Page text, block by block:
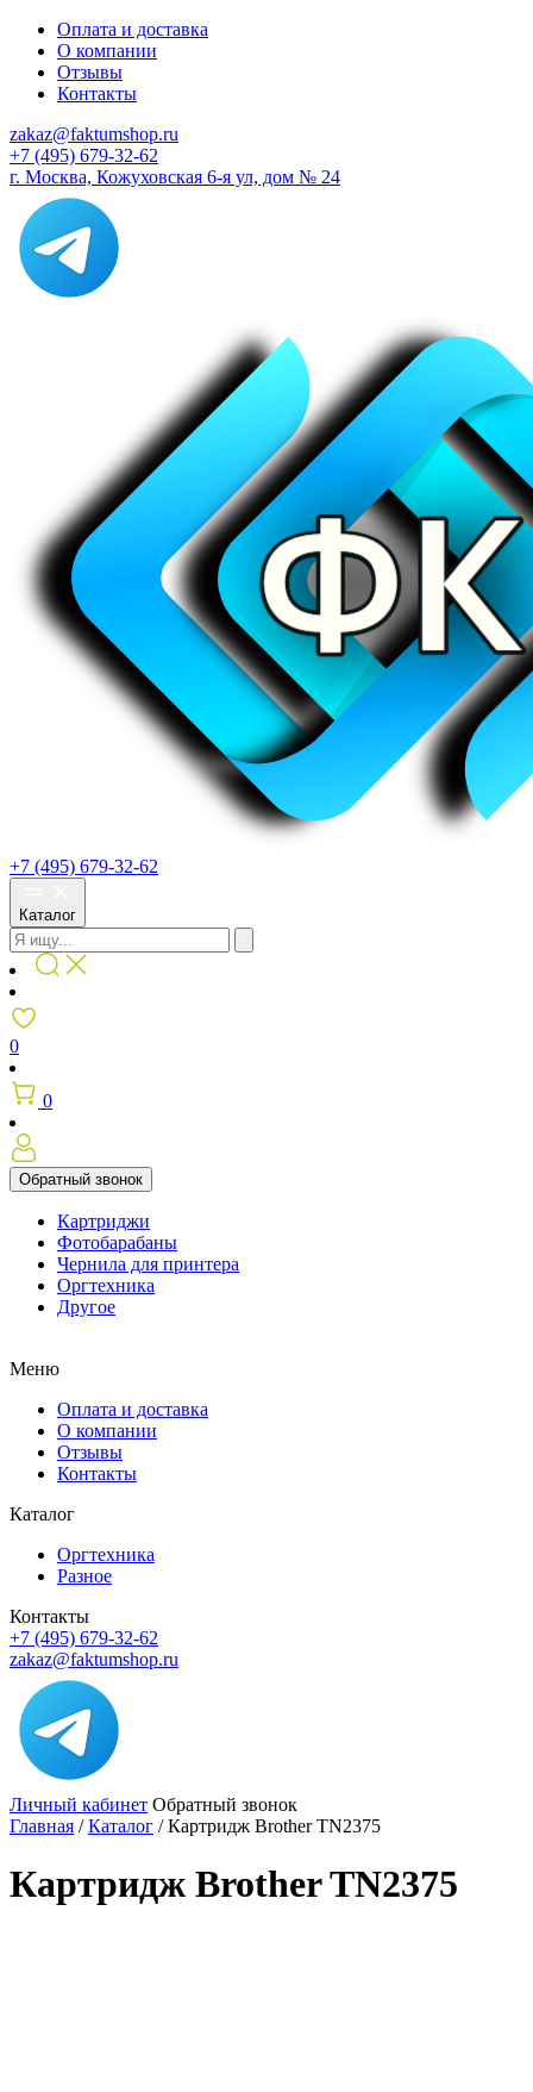
Оплата и доставка
О компании
Отзывы
Контакты
zakaz@faktumshop.ru
+7 (495) 679-32-62
г. Москва, Кожуховская 6-я ул, дом № 24
+7 (495) 679-32-62
Каталог
0
0
Обратный звонок
Картриджи
Фотобарабаны
Чернила для принтера
Оргтехника
Другое
Меню
Оплата и доставка
О компании
Отзывы
Контакты
Каталог
Оргтехника
Разное
Контакты
+7 (495) 679-32-62
zakaz@faktumshop.ru
Личный кабинет Обратный звонок
Главная /Каталог /Картридж Brother TN2375
Картридж Brother TN2375